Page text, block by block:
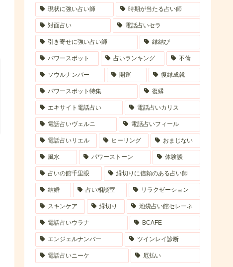
現状に強い占い師 時期が当たる占い師
対面占い 電話占いセラ
引き寄せに強い占い師 縁結び
パワースポット 占いランキング 不倫
ソウルナンバー 開運 復縁成就
パワースポット特集 復縁
エキサイト電話占い 電話占いカリス
電話占いヴェルニ 電話占いフィール
電話占いリエル ヒーリング おまじない
風水 パワーストーン 体験談
占いの館千里眼 縁切りに信頼のある占い師
結婚 占い相談室 リラクゼーション
スキンケア 縁切り 池袋占い館セレーネ
電話占いウラナ BCAFE
エンジェルナンバー ツインレイ診断
電話占いニーケ 厄払い